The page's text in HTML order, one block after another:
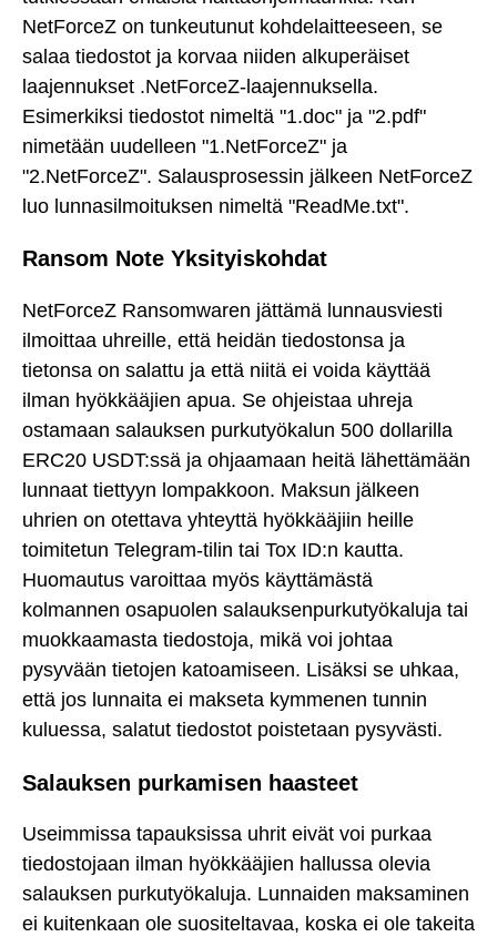
NetForceZ on tunkeutunut kohdelaitteeseen, se
salaa tiedostot ja korvaa niiden alkuperäiset
laajennukset .NetForceZ-laajennuksella.
Esimerkiksi tiedostot nimeltä "1.doc" ja "2.pdf"
nimetään uudelleen "1.NetForceZ" ja
"2.NetForceZ". Salausprosessin jälkeen NetForceZ
luo lunnasilmoituksen nimeltä "ReadMe.txt".
Ransom Note Yksityiskohdat
NetForceZ Ransomwaren jättämä lunnausviesti
ilmoittaa uhreille, että heidän tiedostonsa ja
tietonsa on salattu ja että niitä ei voida käyttää
ilman hyökkääjien apua. Se ohjeistaa uhreja
ostamaan salauksen purkutyökalun 500 dollarilla
ERC20 USDT:ssä ja ohjaamaan heitä lähettämään
lunnaat tiettyyn lompakkoon. Maksun jälkeen
uhrien on otettava yhteyttä hyökkääjiin heille
toimitetun Telegram-tilin tai Tox ID:n kautta.
Huomautus varoittaa myös käyttämästä
kolmannen osapuolen salauksenpurkutyökaluja tai
muokkaamasta tiedostoja, mikä voi johtaa
pysyvään tietojen katoamiseen. Lisäksi se uhkaa,
että jos lunnaita ei makseta kymmenen tunnin
kuluessa, salatut tiedostot poistetaan pysyvästi.
Salauksen purkamisen haasteet
Useimmissa tapauksissa uhrit eivät voi purkaa
tiedostojaan ilman hyökkääjien hallussa olevia
salauksen purkutyökaluja. Lunnaiden maksaminen
ei kuitenkaan ole suositeltavaa, koska ei ole takeita